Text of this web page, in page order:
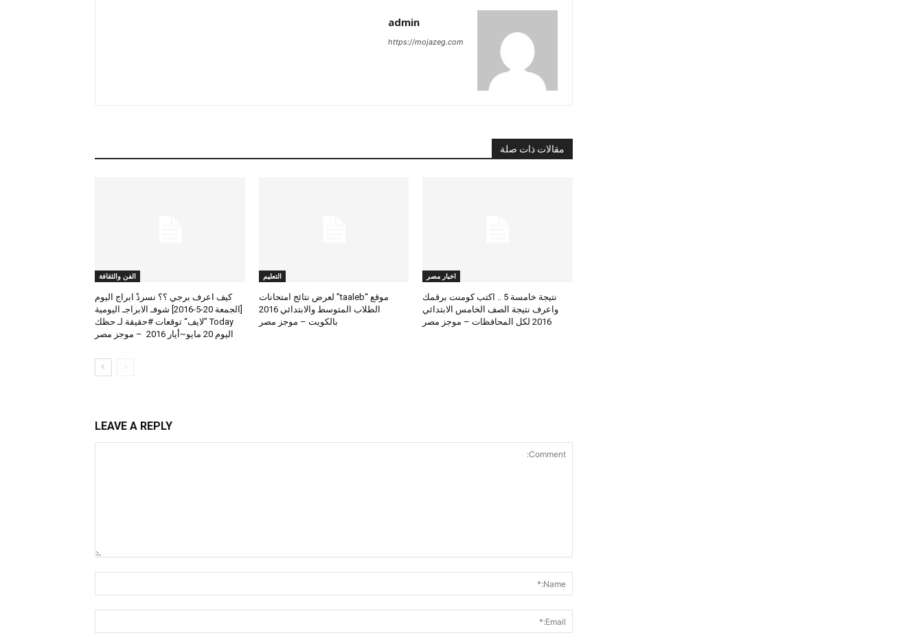
admin
https://mojazeg.com
مقالات ذات صلة
اخبار مصر
نتيجة خامسة 5 .. اكتب كومنت برقمك
واعرف نتيجة الصف الخامس الابتدائي
2016 لكل المحافظات – موجز مصر
التعليم
موقع “taaleb” لعرض نتائج امتحانات
الطلاب المتوسط والابتدائي 2016
بالكويت – موجز مصر
الفن والثقافة
كيف اعرف برجي ؟؟ نسردْ ابراج اليوم
[الجمعة 20-5-2016] شوفـ الابراجـ اليومية
Today ”لايف“ توقعات #حقيقة لـ حظك
اليوم 20 مايو~أيار 2016 – موجز مصر
LEAVE A REPLY